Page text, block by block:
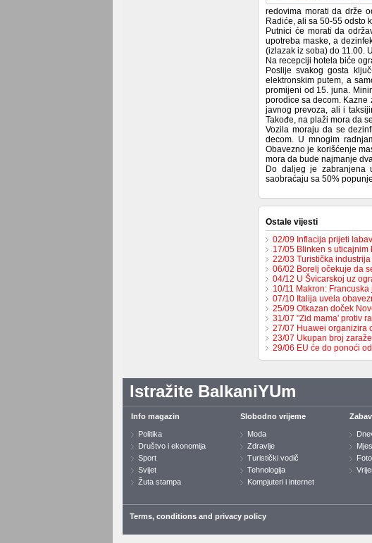
redovima morati da drže
Radiće, ali sa 50-55 odsto
Putnici će morati da
upotreba maske, a
(izlazak iz soba) do 11.00.
Na recepciji hotela biće
Poslije svakog gosta
elektronskim putem, a
promijeni od 15. juna.
porodice sa decom. Kazne
javnog prevoza, ali i
Takođe, na plaži mora da
Vozila moraju da se
decom. U mnogim
Obavezno je korišćenje
mora da bude najmanje
Do daljeg je zabranjena
saobraćaju sa 50%
Ostale vijesti
02/09 Inflacija prijeti
17/05 Blinken s
22/03 Turistička
06/02 Borelj očekuje da
04/12 U Švicarskoj uz
10/11 Makron:
07/10 Italija uvela
25/09 Otkazan doček
31/07 "Zid mama' protiv
27/07 Huawei organizira
23/07 Ukupan broj
29/06 EU će do ponoći
Istražite BalkaniYUm
Info magazin
Politika
Društvo i ekonomija
Sport
Svijet
Žuta stampa
Slobodno vrijeme
Moda
Zdravlje
Turistički vodič
Tehnologija
Kompjuteri i internet
Terms, conditions and privacy policy